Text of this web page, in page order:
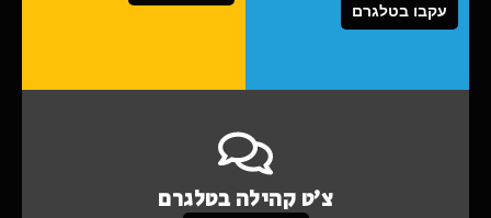
עקבו בטלגרם
צ'ט קהילה בטלגרם